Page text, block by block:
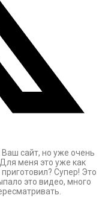
сайт, но уже очень
меня это уже как
Супер! Это
это видео, много